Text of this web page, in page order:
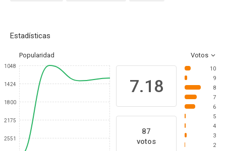
Estadísticas
Popularidad Votos
1048
1424
1800
2175
2551
7.18
87
votos
10
9
8
7
6
5
4
3
2